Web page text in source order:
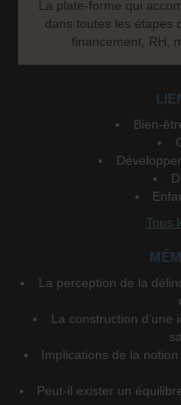
La plate-forme qui
dans toutes les étapes
financement, RH,
Bien-
Tous
La perception de la
La construction d’une
Implications de la
Peut-il exister un